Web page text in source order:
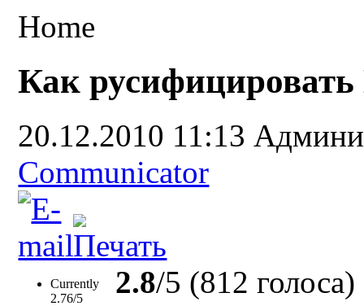
Home
Как русифицировать
20.12.2010 11:13
Communicator
Currently
2.76/5
2.8/5 (812 голоса)